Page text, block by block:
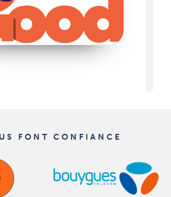
FONT CONFIANCE